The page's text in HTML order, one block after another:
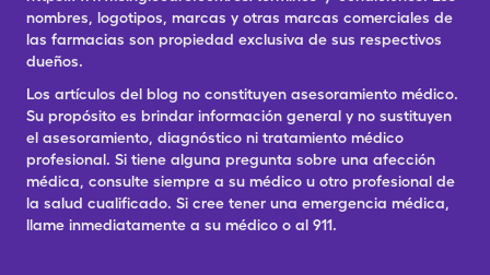
nombres, logotipos, marcas y otras marcas comerciales de
las farmacias son propiedad exclusiva de sus respectivos
dueños.
Los artículos del blog no constituyen asesoramiento médico.
Su propósito es brindar información general y no sustituyen
el asesoramiento, diagnóstico ni tratamiento médico
profesional. Si tiene alguna pregunta sobre una afección
médica, consulte siempre a su médico u otro profesional de
la salud cualificado. Si cree tener una emergencia médica,
llame inmediatamente a su médico o al 911.